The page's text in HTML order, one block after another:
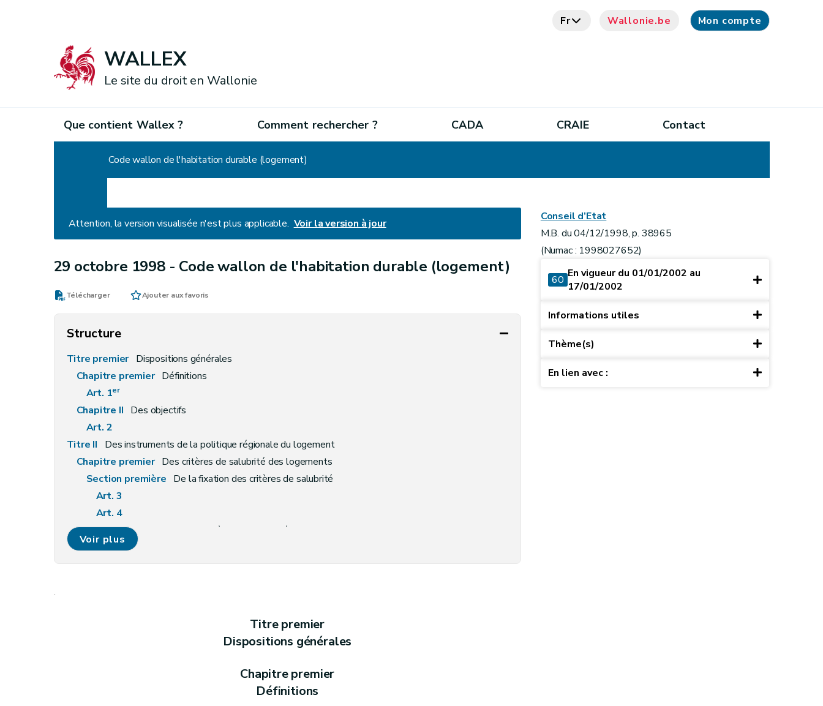
Fr Wallonie.be Mon compte
WALLEX
Le site du droit en Wallonie
Que contient Wallex ? Comment rechercher ? CADA CRAIE Contact
Code wallon de l'habitation durable (logement)
Attention, la version visualisée n'est plus applicable. Voir la version à jour
29 octobre 1998 - Code wallon de l'habitation durable (logement)
Télécharger Ajouter aux favoris
Structure
Titre premier Dispositions générales
Chapitre premier Définitions
Art. 1er
Chapitre II Des objectifs
Art. 2
Titre II
Des instruments de la politique régionale du logement
Chapitre premier Des critères de salubrité des logements
Section première De la fixation des critères de salubrité
Art. 3
Art. 4
Section 2
Du respect des critères de salubrité
Art. 5
Voir plus
.
Titre premier
Dispositions générales
Chapitre premier
Définitions
Conseil d’Etat
M.B. du 04/12/1998, p. 38965
(Numac : 1998027652)
60 En vigueur du 01/01/2002 au
17/01/2002
Informations utiles
Thème(s)
En lien avec :